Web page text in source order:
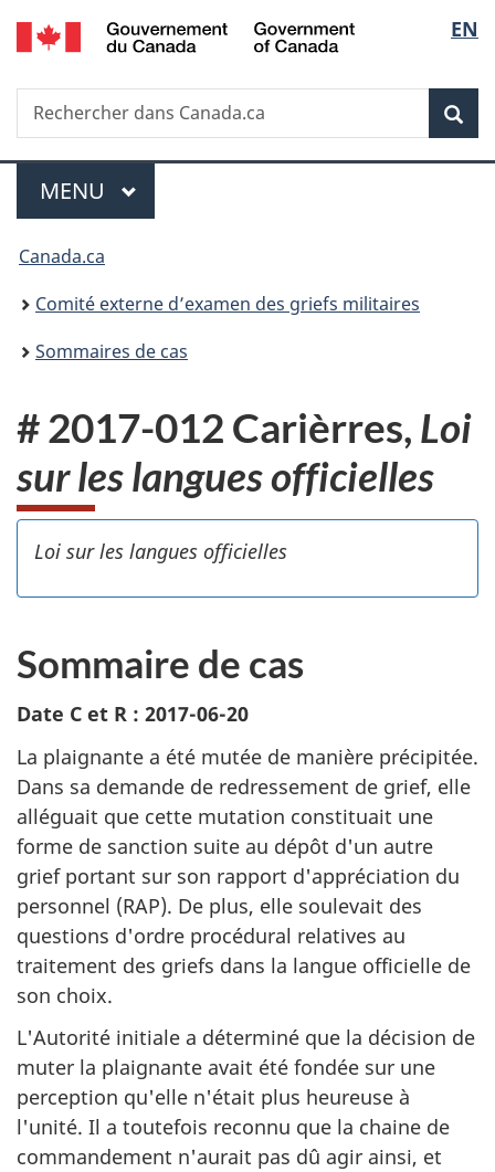
Passer
au
principal
Passer
à
Au
du
Passer
à
version
simplifiée
de
la
EN
Recherche
Rechercher
dans
Menu
MENU PRINCIPAL
Vous
êtes
ici :
Canada.ca
Comité externe d’examen des griefs militaires
Sommaires de cas
# 2017-012 Carièrres, Loi
sur les langues officielles
Loi sur les langues officielles
Sommaire de cas
Date C et R : 2017-06-20
La plaignante a été mutée de manière précipitée.
Dans sa demande de redressement de grief, elle
alléguait que cette mutation constituait une
forme de sanction suite au dépôt d'un autre
grief portant sur son rapport d'appréciation du
personnel (RAP). De plus, elle soulevait des
questions d'ordre procédural relatives au
traitement des griefs dans la langue officielle de
son choix.
L'Autorité initiale a déterminé que la décision de
muter la plaignante avait été fondée sur une
perception qu'elle n'était plus heureuse à
l'unité. Il a toutefois reconnu que la chaine de
commandement n'aurait pas dû agir ainsi, et